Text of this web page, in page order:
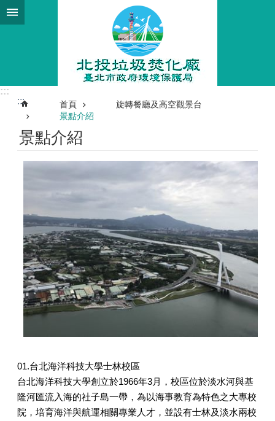
跳到主要內容區塊
:::
:::
首頁
旋轉餐廳及高空觀景台
景點介紹
景點介紹
01.台北海洋科技大學士林校區
台北海洋科技大學創立於1966年3月，校區位於淡水河與基
隆河匯流入海的社子島一帶，為以海事教育為特色之大專校
院，培育海洋與航運相關專業人才，並設有士林及淡水兩校